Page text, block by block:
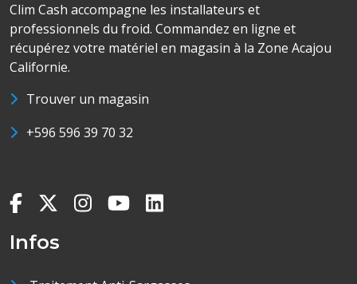
Clim Cash accompagne les installateurs et
professionnels du froid. Commandez en ligne et
récupérez votre matériel en magasin à la Zone Acajou
Californie.
Trouver un magasin
+596 596 39 70 32
Infos